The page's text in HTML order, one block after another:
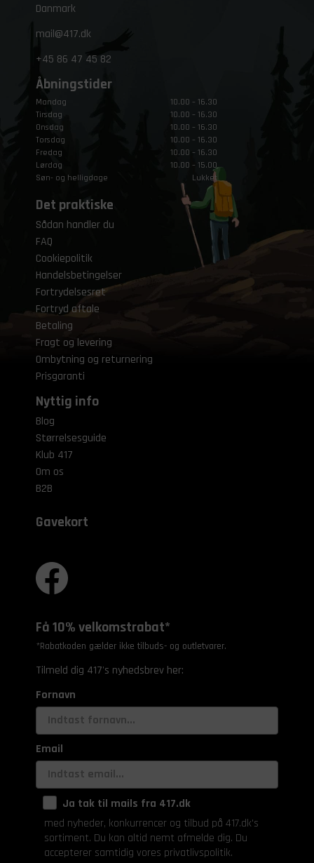
Danmark
mail@417.dk
+45 86 47 45 82
Åbningstider
Mandag
10.00 – 16.30
Tirsdag
10.00 – 16.30
Onsdag
10.00 – 16.30
Torsdag
10.00 – 16.30
Fredag
10.00 – 16.30
Lørdag
10.00 – 15.00
Søn- og helligdage
Lukket
Det praktiske
Sådan handler du
FAQ
Cookiepolitik
Handelsbetingelser
Fortrydelsesret
Fortryd aftale
Betaling
Fragt og levering
Ombytning og returnering
Prisgaranti
Nyttig info
Blog
Størrelsesguide
Klub 417
Om os
B2B
Gavekort
Få 10% velkomstrabat*
*Rabatkoden gælder ikke tilbuds- og outletvarer.
Tilmeld dig 417's nyhedsbrev her:
Fornavn
Email
Ja tak til mails fra 417.dk
med nyheder, konkurrencer og tilbud på 417.dk's
sortiment. Du kan altid nemt afmelde dig. Du
accepterer samtidig vores privatlivspolitik.